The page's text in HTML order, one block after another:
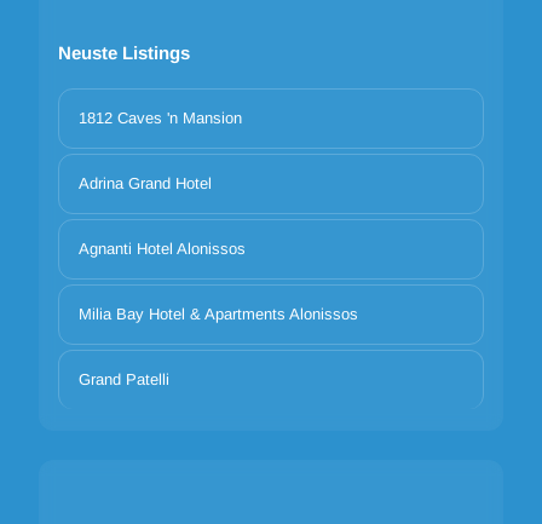
Neuste Listings
1812 Caves 'n Mansion
Adrina Grand Hotel
Agnanti Hotel Alonissos
Milia Bay Hotel & Apartments Alonissos
Grand Patelli